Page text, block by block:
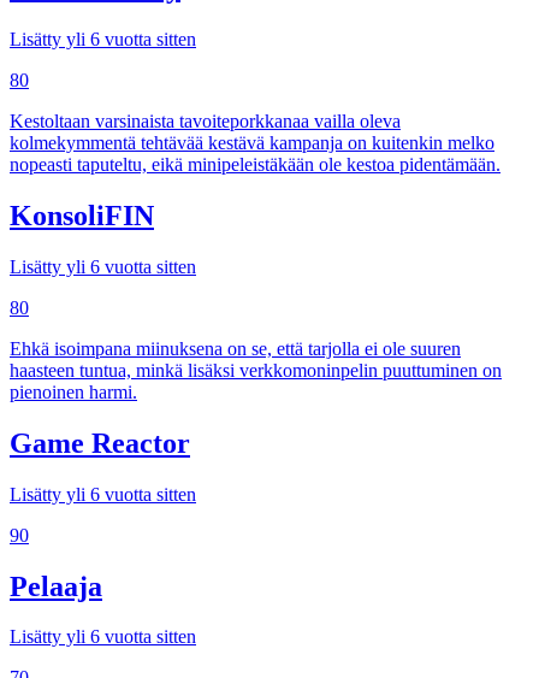
Lisätty yli 6 vuotta sitten
80
Kestoltaan varsinaista tavoiteporkkanaa vailla oleva
kolmekymmentä tehtävää kestävä kampanja on kuitenkin melko
nopeasti taputeltu, eikä minipeleistäkään ole kestoa pidentämään.
KonsoliFIN
Lisätty yli 6 vuotta sitten
80
Ehkä isoimpana miinuksena on se, että tarjolla ei ole suuren
haasteen tuntua, minkä lisäksi verkkomoninpelin puuttuminen on
pienoinen harmi.
Game Reactor
Lisätty yli 6 vuotta sitten
90
Pelaaja
Lisätty yli 6 vuotta sitten